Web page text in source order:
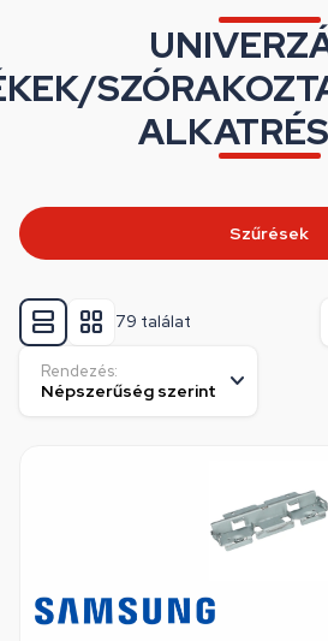
79 találat
Rendezés:
Szűrések